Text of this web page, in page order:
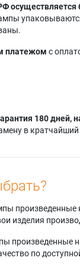
осуществляется
платежом с
180 дней,
в кратчайший
произведенные
изделия
по